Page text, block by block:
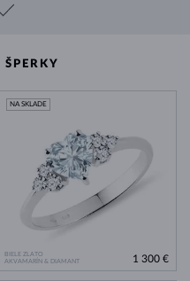
ŠPERKY
BIELE ZLATO
AKVAMARÍN & DIAMANT
NA SKLADE
1 300 €